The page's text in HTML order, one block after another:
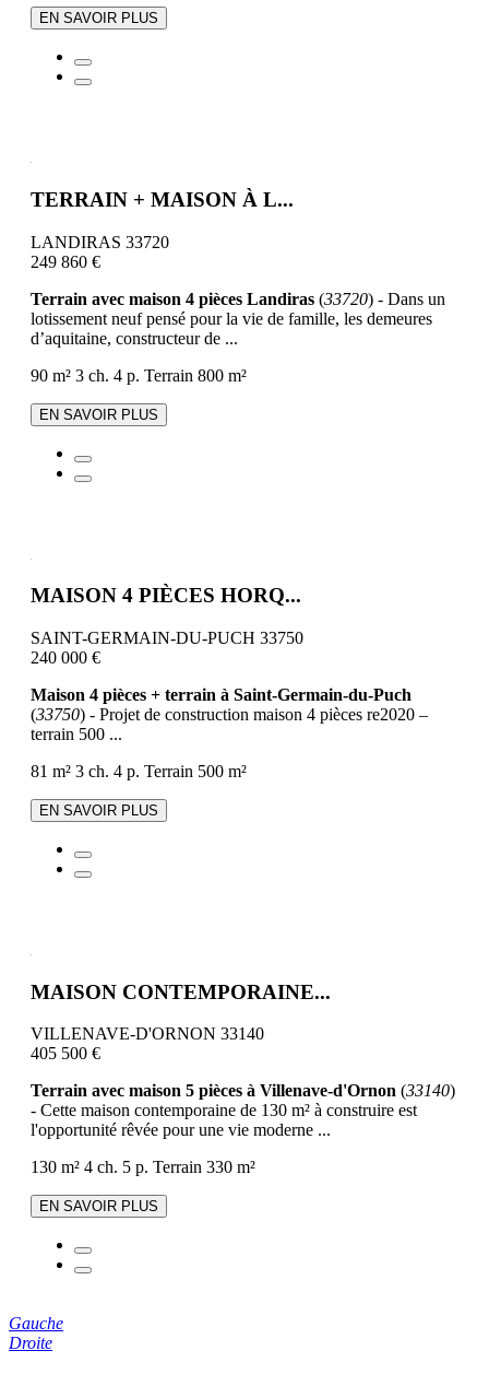
EN SAVOIR PLUS
TERRAIN + MAISON À L...
LANDIRAS 33720
249 860 €
Terrain avec maison 4 pièces Landiras (33720) - Dans un
lotissement neuf pensé pour la vie de famille, les demeures
d’aquitaine, constructeur de ...
90 m² 3 ch. 4 p. Terrain 800 m²
EN SAVOIR PLUS
MAISON 4 PIÈCES HORQ...
SAINT-GERMAIN-DU-PUCH 33750
240 000 €
Maison 4 pièces + terrain à Saint-Germain-du-Puch
(33750) - Projet de construction maison 4 pièces re2020 –
terrain 500 ...
81 m² 3 ch. 4 p. Terrain 500 m²
EN SAVOIR PLUS
MAISON CONTEMPORAINE...
VILLENAVE-D'ORNON 33140
405 500 €
Terrain avec maison 5 pièces à Villenave-d'Ornon (33140)
- Cette maison contemporaine de 130 m² à construire est
l'opportunité rêvée pour une vie moderne ...
130 m² 4 ch. 5 p. Terrain 330 m²
EN SAVOIR PLUS
Gauche
Droite